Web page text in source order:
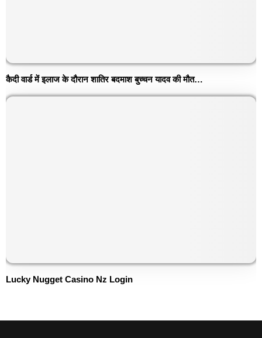
कैदी वार्ड में इलाज के दौरान शातिर बदमाश बुच्चन यादव की मौत…
Lucky Nugget Casino Nz Login